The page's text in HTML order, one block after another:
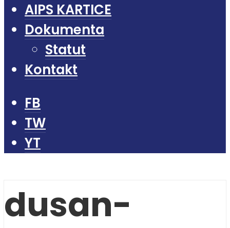
AIPS KARTICE
Dokumenta
Statut
Kontakt
FB
TW
YT
dusan-